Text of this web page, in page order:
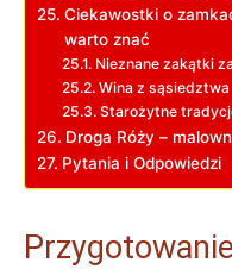
Ciekawostki o
warto znać
Nieznane zakątki
Wina z sąsiedztwa
Starożytne
Droga Róży –
Pytania i Odpowiedzi